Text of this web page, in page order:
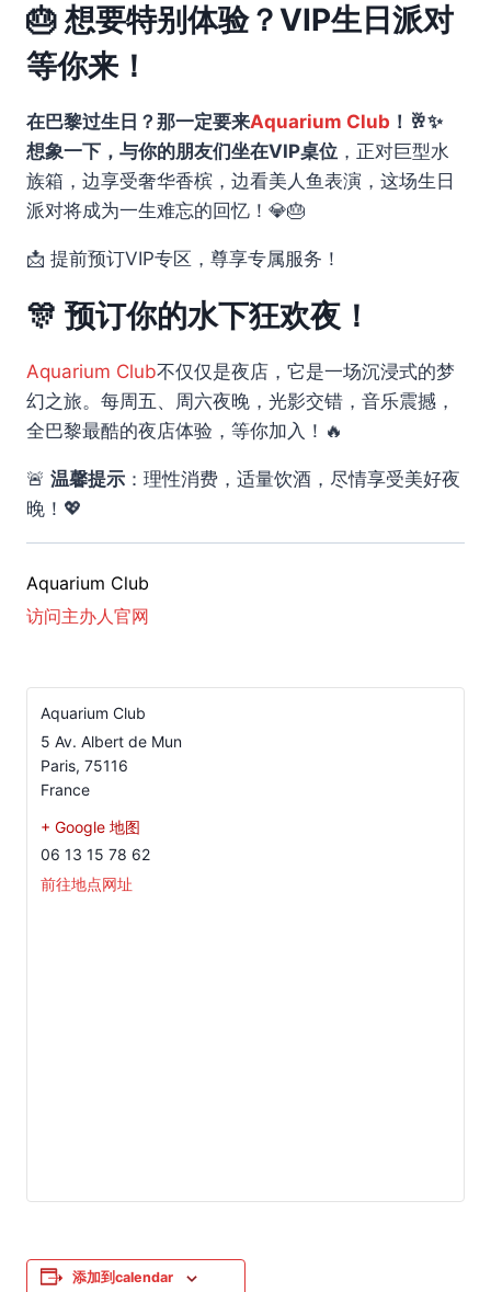
🎂 想要特别体验？VIP生日派对
等你来！
在巴黎过生日？那一定要来Aquarium Club ！🥂✨
想象一下，与你的朋友们坐在VIP桌位 ，正对巨型水
族箱，边享受奢华香槟，边看美人鱼表演，这场生日
派对将成为一生难忘的回忆！💎🎂
📩 提前预订VIP专区，尊享专属服务！
🎊 预订你的水下狂欢夜！
Aquarium Club不仅仅是夜店，它是一场沉浸式的梦
幻之旅。每周五、周六夜晚，光影交错，音乐震撼，
全巴黎最酷的夜店体验，等你加入！🔥
🚨 温馨提示 ：理性消费，适量饮酒，尽情享受美好夜
晚！💖
Aquarium Club
访问主办人官网
Aquarium Club
5 Av. Albert de Mun
Paris, 75116
France
+ Google 地图
06 13 15 78 62
前往地点网址
添加到calendar